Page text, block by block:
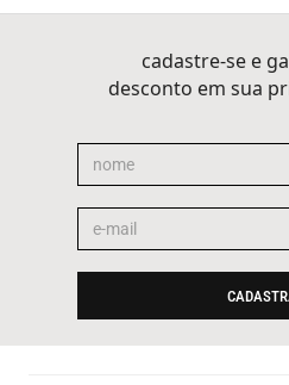
cadastre-se e
desconto em sua